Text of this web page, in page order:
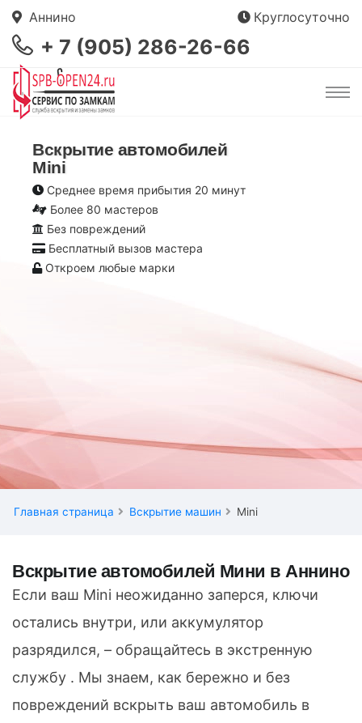
Аннино Круглосуточно
+ 7 (905) 286-26-66
Вскрытие автомобилей
Mini
Среднее время прибытия 20 минут
Более 80 мастеров
Без повреждений
Бесплатный вызов мастера
Откроем любые марки
Главная страница Вскрытие машин Mini
Вскрытие автомобилей Мини в Аннино
Если ваш Mini неожиданно заперся, ключи
остались внутри, или аккумулятор
разрядился, – обращайтесь в экстренную
службу . Мы знаем, как бережно и без
повреждений вскрыть ваш автомобиль в